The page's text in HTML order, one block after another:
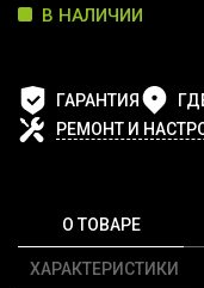
В НАЛИЧИИ
ГАРАНТИЯ
РЕМОНТ И
О ТОВАРЕ
ХАРАКТЕРИСТИКИ